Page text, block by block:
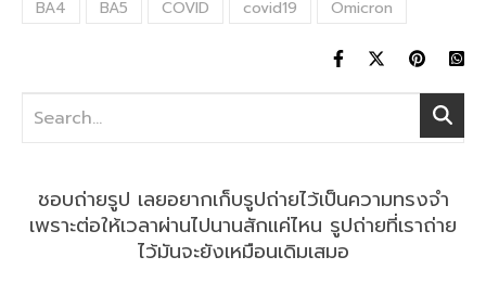
BA4 BA5 COVID covid19 Omicron
ชอบถ่ายรูป เลยอยากเก็บรูปถ่ายไว้เป็นความทรงจำ
เพราะต่อให้เวลาผ่านไปนานสักแค่ไหน รูปถ่ายที่เราถ่าย
ไว้มันจะยังเหมือนเดิมเสมอ